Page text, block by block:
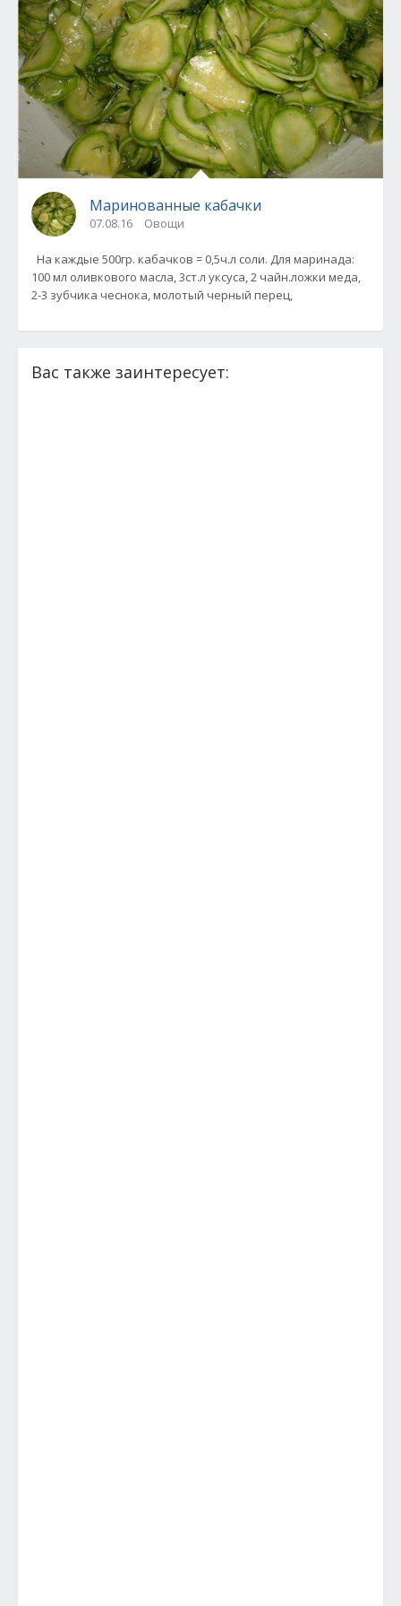
Маринованные кабачки
07.08.16 Овощи
На каждые 500гр. кабачков = 0,5ч.л соли. Для маринада:
100 мл оливкового масла, 3ст.л уксуса, 2 чайн.ложки меда,
2-3 зубчика чеснока, молотый черный перец,
Вас также заинтересует: